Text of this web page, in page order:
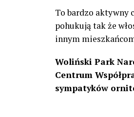
To bardzo aktywny
pohukują tak że
innym
Woliński Park
Centrum
sympatyków